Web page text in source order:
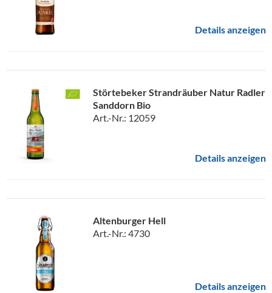
Details anzeigen
Störtebeker Strandräuber Natur Radler
Sanddorn Bio
Art.-Nr.: 12059
Details anzeigen
Altenburger Hell
Art.-Nr.: 4730
Details anzeigen